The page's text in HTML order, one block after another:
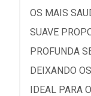
OS MAIS
SUAVE
PROFUNDA
DEIXANDO
IDEAL PARA